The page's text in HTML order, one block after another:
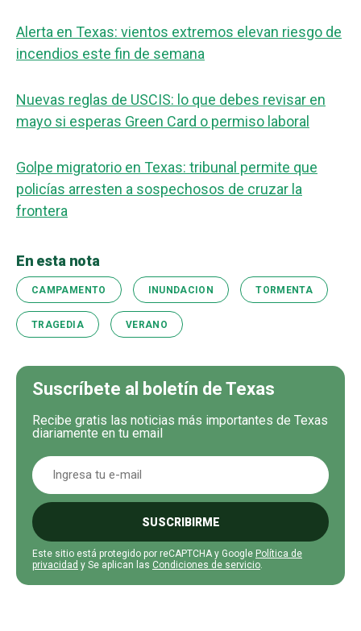
Alerta en Texas: vientos extremos elevan riesgo de
incendios este fin de semana
Nuevas reglas de USCIS: lo que debes revisar en
mayo si esperas Green Card o permiso laboral
Golpe migratorio en Texas: tribunal permite que
policías arresten a sospechosos de cruzar la
frontera
En esta nota
CAMPAMENTO INUNDACION TORMENTA
TRAGEDIA VERANO
Suscríbete al boletín de Texas
Recibe gratis las noticias más importantes de Texas
diariamente en tu email
SUSCRIBIRME
Este sitio está protegido por reCAPTCHA y Google Política de
privacidad y Se aplican las Condiciones de servicio.